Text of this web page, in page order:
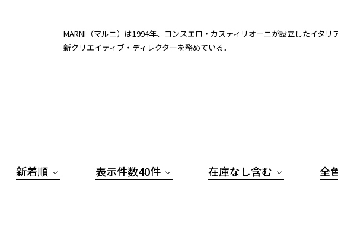
MARNI（マルニ）は1994年、コンスエロ・カスティリオーニが設立したイタ
新クリエイティブ・ディレクターを務めている。
新着順 表示件数40件 在庫なし含む 全